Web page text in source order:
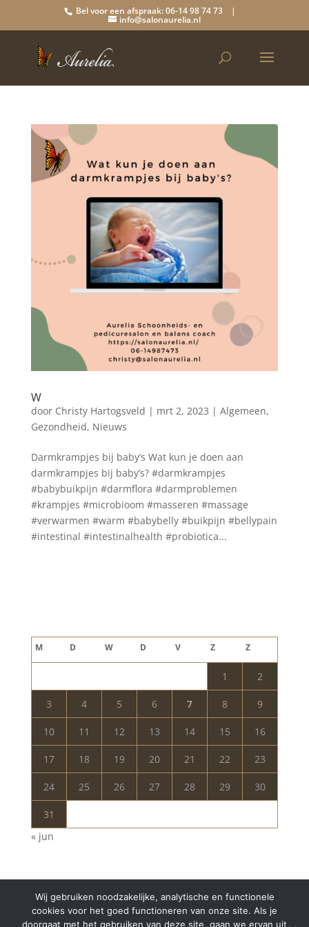
Bel voor een afspraak: 06-14 98 74 73 |
info@salonaurelia.nl
W
door Christy Hartogsveld | mrt 2, 2023 | Algemeen,
Gezondheid, Nieuws
Darmkrampjes bij baby’s Wat kun je doen aan
darmkrampjes bij baby’s? #darmkrampjes
#babybuikpijn #darmflora #darmproblemen
#krampjes #microbioom #masseren #massage
#verwarmen #warm #babybelly #buikpijn #bellypain
#intestinal #intestinalhealth #probiotica...
M D W D V Z Z
1 2
3 4 5 6 7 8 9
10 11 12 13 14 15 16
17 18 19 20 21 22 23
24 25 26 27 28 29 30
31
« jun
Wij gebruiken noodzakelijke, analytische en functionele
cookies voor het goed functioneren van onze site. Als je
doorgaat met het gebruiken van deze site, gaan we ervan uit